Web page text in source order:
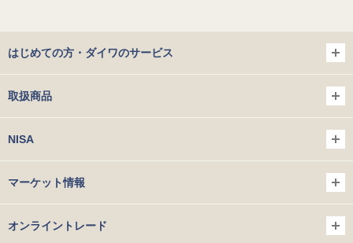
はじめての方・ダイワのサービス
取扱商品
NISA
マーケット情報
オンライントレード